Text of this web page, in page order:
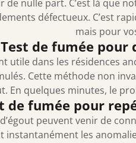
de nulle part. C’est là que
défectueux. C’est
mais pour
Test de fumée pour
utile dans les résidences
Cette méthode non
En quelques minutes, le
de fumée pour
peuvent venir de
les